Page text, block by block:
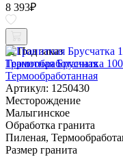
8 393₽
Под заказ
Гранитная Брусчатка
Термообработанная
Артикул: 1250430
Месторождение
Малыгинское
Обработка гранита
Пиленая,
Размер гранита